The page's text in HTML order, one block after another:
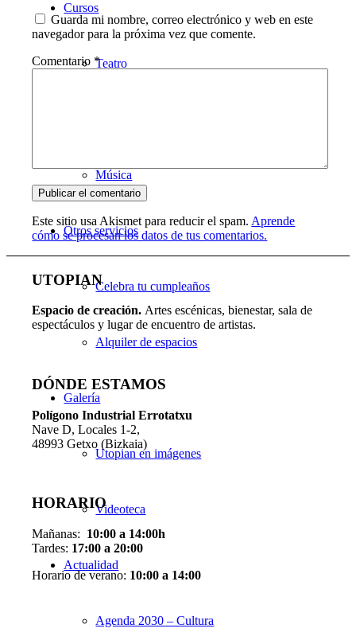
Cursos
Teatro
Música
Otros servicios
Celebra tu cumpleaños
Alquiler de espacios
Galería
Utopian en imágenes
Videoteca
Actualidad
Agenda 2030 – Cultura
Guarda mi nombre, correo electrónico y web en este
navegador para la próxima vez que comente.
Comentario *
Este sitio usa Akismet para reducir el spam. Aprende
cómo se procesan los datos de tus comentarios.
UTOPIAN
Espacio de creación. Artes escénicas, bienestar, sala de
espectáculos y lugar de encuentro de artistas.
DÓNDE ESTAMOS
Polígono Industrial Errotatxu
Nave D, Locales 1-2,
48993 Getxo (Bizkaia)
HORARIO
Mañanas: 10:00 a 14:00h
Tardes: 17:00 a 20:00
Horario de verano: 10:00 a 14:00